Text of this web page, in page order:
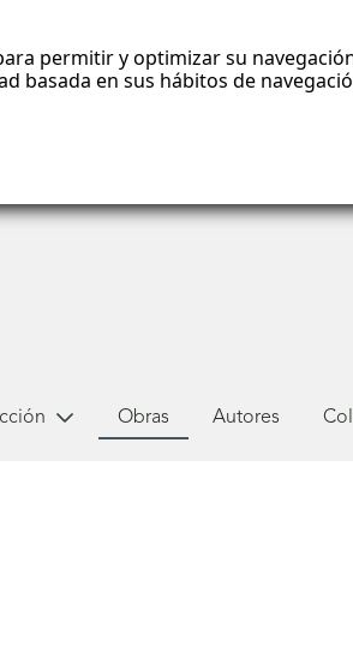
permitir y optimizar su
basada en sus hábitos de
Obras Autores